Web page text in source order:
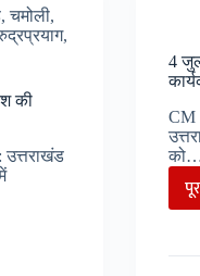
,चमोली,
,
की
4
CM